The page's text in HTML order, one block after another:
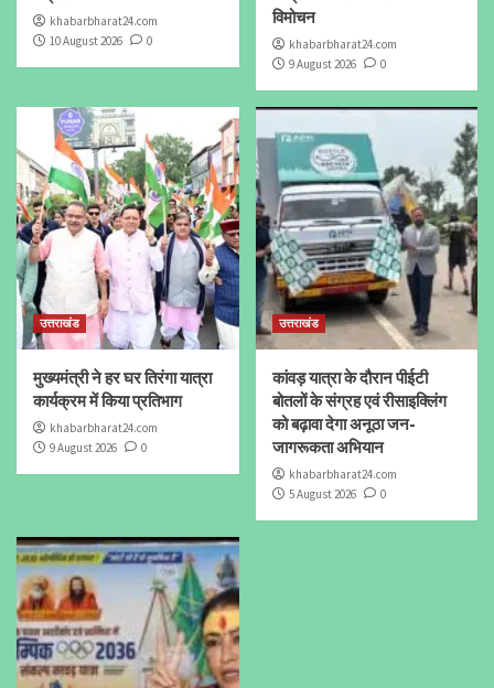
khabarbharat24.com
10 August 2026
0
विमोचन
khabarbharat24.com
9 August 2026
0
उत्तराखंड
मुख्यमंत्री ने हर घर तिरंगा यात्रा
कार्यक्रम में किया प्रतिभाग
khabarbharat24.com
9 August 2026
0
उत्तराखंड
कांवड़ यात्रा के दौरान पीईटी
बोतलों के संग्रह एवं रीसाइक्लिंग
को बढ़ावा देगा अनूठा जन-
जागरूकता अभियान
khabarbharat24.com
5 August 2026
0